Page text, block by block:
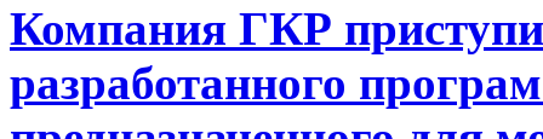
Компания ГКР
разработанного